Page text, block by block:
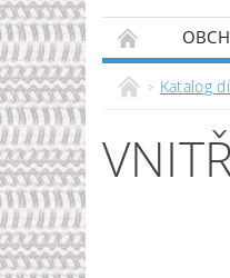
PODMÍNKY
Katalog